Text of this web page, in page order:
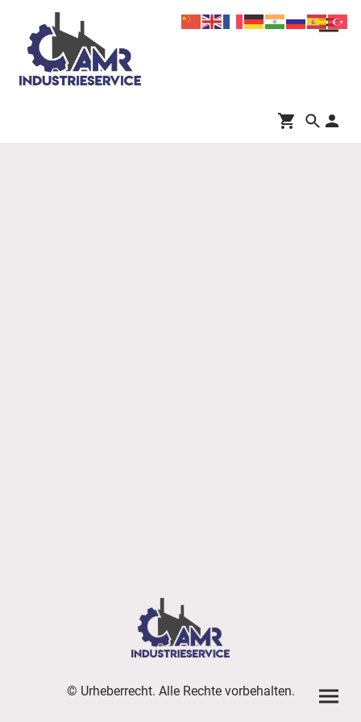
© Urheberrecht. Alle Rechte vorbehalten.